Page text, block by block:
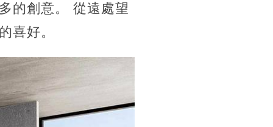
的創意。 從遠處望
喜好。